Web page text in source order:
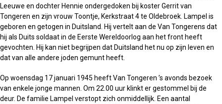
Leeuwe en dochter Hennie ondergedoken bij koster Gerrit van
Tongeren en zijn vrouw Toontje, Kerkstraat 4 te Oldebroek. Lampel is
geboren en getogen in Duitsland. Hij vertelt aan de Van Tongerens dat
hij als Duits soldaat in de Eerste Wereldoorlog aan het front heeft
gevochten. Hij kan niet begrijpen dat Duitsland het nu op zijn leven en
dat van alle andere joden gemunt heeft.
Op woensdag 17 januari 1945 heeft Van Tongeren ’s avonds bezoek
van enkele jonge mannen. Om 22.00 uur klinkt er gestommel bij de
deur. De familie Lampel verstopt zich onmiddellijk. Een aantal